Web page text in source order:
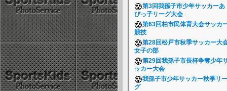
第3回我孫子市少年サッカーあ
びっ子リーグ大会
第63回柏市民体育大会サッカ
競技
第28回松戸市秋季サッカー大
女子の部
第29回我孫子市長杯争奪少年
ッカー大会
我孫子市少年サッカー秋季リー
グ